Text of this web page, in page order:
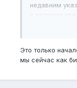
недавним
в котором
Согласно
Это только
мы сейчас как